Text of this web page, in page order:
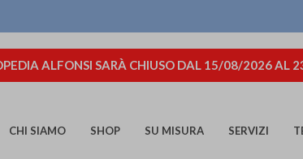
ALFONSI SARÀ CHIUSO DAL 15/08/2026 AL
CHI SIAMO SHOP SU MISURA SERVIZI